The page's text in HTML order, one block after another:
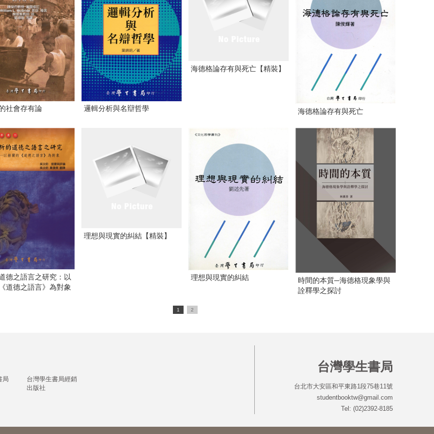
社會存有論 邏輯分析與名辯哲學
海德格論存有與死亡【精裝】
海德格論存有與死亡
德之語言之研究：以
道德之語言》為對象
理想與現實的糾結【精裝】
理想與現實的糾結
時間的本質─海德格現象學與
詮釋學之探討
1 2
局
台灣學生書局經銷
出版社
台灣學生書局
台北市大安區和平東路1段75巷11號
studentbooktw@gmail.com
Tel: (02)2392-8185